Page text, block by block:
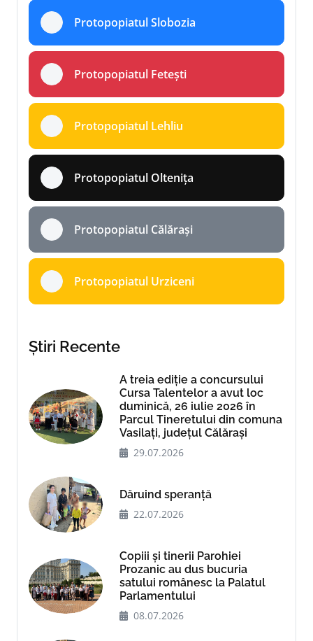
Protopopiatul Slobozia
Protopopiatul Fetești
Protopopiatul Lehliu
Protopopiatul Oltenița
Protopopiatul Călărași
Protopopiatul Urziceni
Știri Recente
A treia ediție a concursului
Cursa Talentelor a avut loc
duminică, 26 iulie 2026 în
Parcul Tineretului din comuna
Vasilați, județul Călărași
29.07.2026
Dăruind speranță
22.07.2026
Copiii și tinerii Parohiei
Prozanic au dus bucuria
satului românesc la Palatul
Parlamentului
08.07.2026